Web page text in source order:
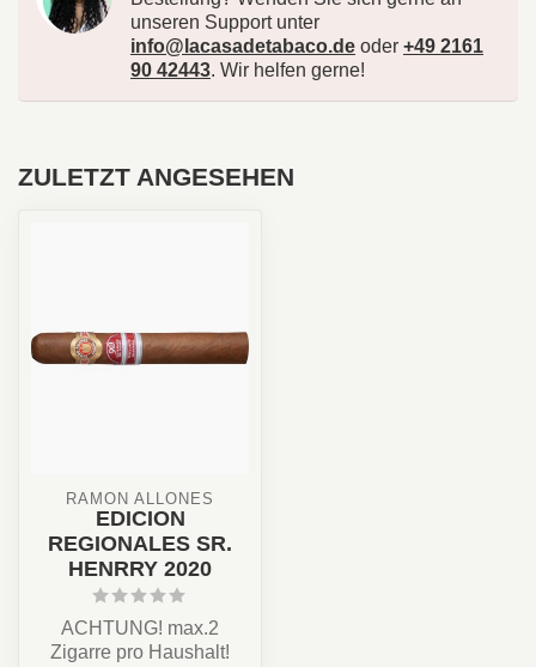
unseren Support unter
info@lacasadetabaco.de oder +49 2161
90 42443. Wir helfen gerne!
ZULETZT ANGESEHEN
RAMÓN ALLONES
EDICION
REGIONALES SR.
HENRRY 2020
ACHTUNG! max.2
Zigarre pro Haushalt!